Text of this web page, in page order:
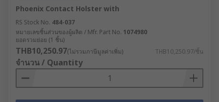
Phoenix Contact Holster with
RS Stock No. 484-037
หมายเลขชิ้นส่วนของผู้ผลิต / Mfr. Part No. 1074980
ยอดรวมย่อย (1 ชิ้น)
THB10,250.97(ไม่รวมภาษีมูลค่าเพิ่ม) THB10,250.97/ชิ้น
จำนวน / Quantity